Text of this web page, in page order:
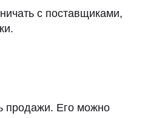
с поставщиками,
продажи. Его можно